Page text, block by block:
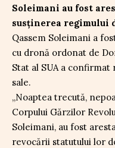
Soleimani au fost
susținerea regimului
Qassem Soleimani a
cu dronă ordonat de
Stat al SUA a
sale.
„Noaptea trecută,
Corpului Gărzilor
Soleimani, au fost
revocării statutului lor